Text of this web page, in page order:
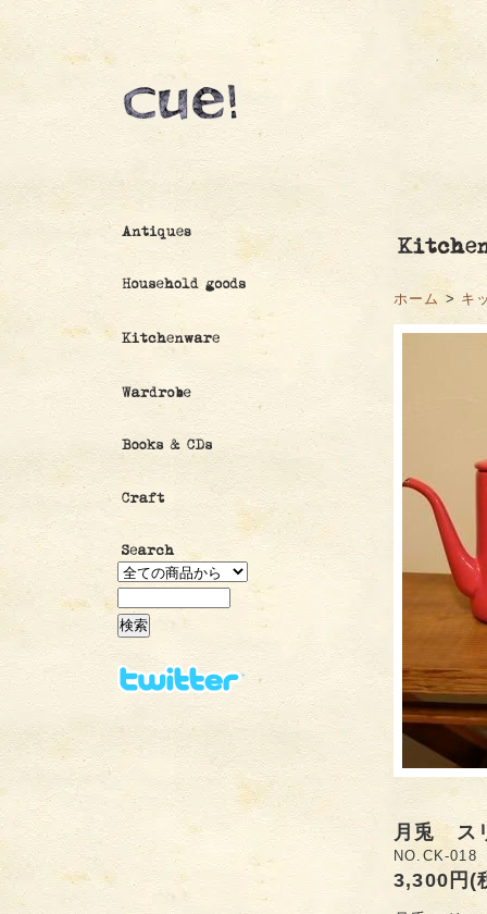
ホーム > キ
月兎 ス
NO.CK-018
3,300円(